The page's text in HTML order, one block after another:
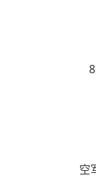
空